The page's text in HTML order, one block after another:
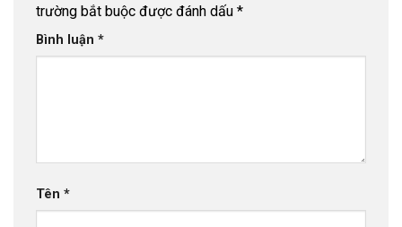
trường bắt buộc được đánh dấu *
Bình luận *
Tên *